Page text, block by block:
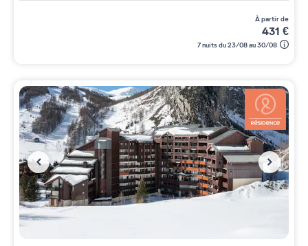
à partir de
431 €
7 nuits du 23/08 au 30/08